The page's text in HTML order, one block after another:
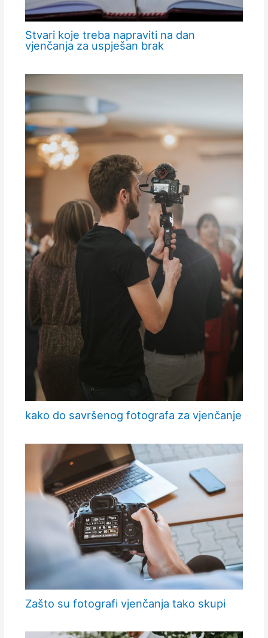
Stvari koje treba napraviti na dan
vjenčanja za uspješan brak
kako do savršenog fotografa za vjenčanje
Zašto su fotografi vjenčanja tako skupi